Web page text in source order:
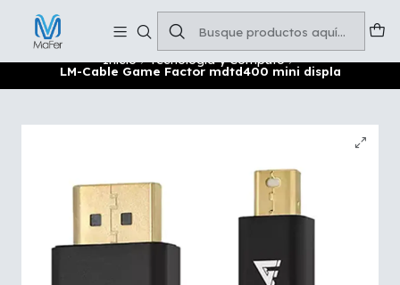
Inicio Tecnología y Cómputo
LM-Cable Game Factor mdtd400 mini displa